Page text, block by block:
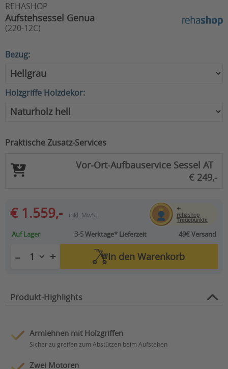
REHASHOP
Aufstehsessel Genua
(220-12C)
Bezug:
Holzgriffe Holzdekor:
Praktische Zusatz-Services
Vor-Ort-Aufbauservice Sessel AT
€ 249,-
€ 1.559,- inkl. MwSt.
+
rehashop
Treuepunkte
Auf Lager 3-5 Werktage*Lieferzeit 49€ Versand
− + In den Warenkorb
Produkt-Highlights
Armlehnen mit Holzgriffen
Sicher zu greifen zum Abstützen beim Aufstehen
Zwei Motoren